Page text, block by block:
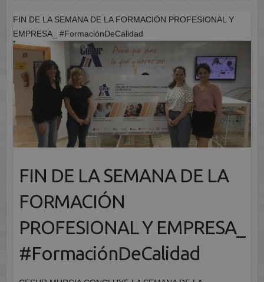
FIN DE LA SEMANA DE LA FORMACIÓN PROFESIONAL Y
EMPRESA_ #FormaciónDeCalidad
FIN DE LA SEMANA DE LA
FORMACIÓN
PROFESIONAL Y EMPRESA_
#FormaciónDeCalidad